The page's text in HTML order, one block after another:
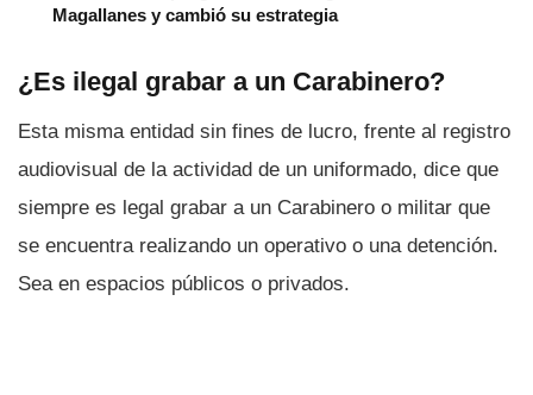
Magallanes y cambió su estrategia
¿Es ilegal grabar a un Carabinero?
Esta misma entidad sin fines de lucro, frente al registro
audiovisual de la actividad de un uniformado, dice que
siempre es legal grabar a un Carabinero o militar que
se encuentra realizando un operativo o una detención.
Sea en espacios públicos o privados.